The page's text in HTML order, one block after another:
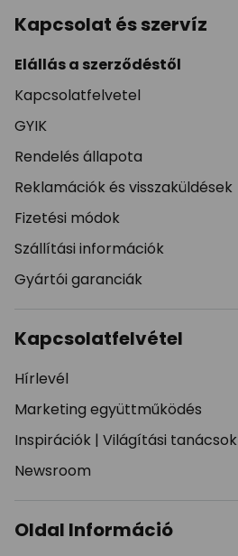
Kapcsolat és szervíz
Elállás a szerződéstől
Kapcsolatfelvetel
GYIK
Rendelés állapota
Reklamációk és visszaküldések
Fizetési módok
Szállítási információk
Gyártói garanciák
Kapcsolatfelvétel
Hírlevél
Marketing együttműködés
Inspirációk | Világítási tanácsok
Newsroom
Oldal Információ